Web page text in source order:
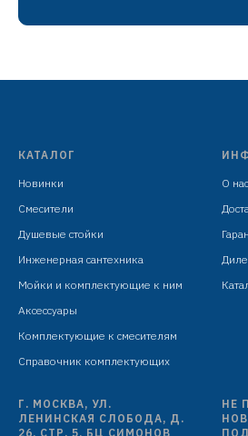
отверстие под смеситель/
отверстие
комплект: сифон AS101 и
индивидуальная упаковка:
КАТАЛОГ
Новинки
Смесители
Душевые стойки
Инженерная сантехника
Мойки и комплектующие к ним
Аксессуары
Комплектующие к смесителям
Справочник комплектующих
О нас
Г. МОСКВА, УЛ.
ЛЕНИНСКАЯ СЛОБОДА, Д.
26, СТР. 5, БЦ СИМОНОВ
НЕ